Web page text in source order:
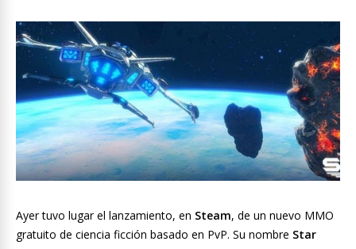
Ayer tuvo lugar el lanzamiento, en Steam, de un nuevo MMO
gratuito de ciencia ficción basado en PvP. Su nombre Star